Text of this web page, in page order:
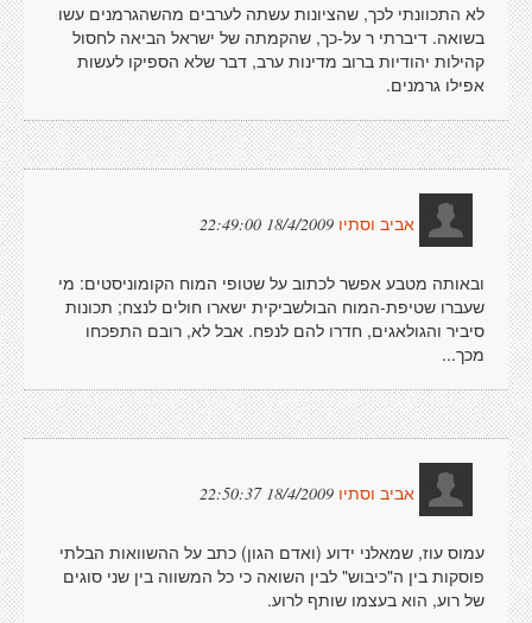
לא התכוונתי לכך, שהציונות עשתה לערבים מהשהגרמנים עשו
בשואה. דיברתי ר על-כך, שהקמתה של ישראל הביאה לחסול
קהילות יהודיות ברוב מדינות ערב, דבר שלא הספיקו לעשות
אפילו גרמנים.
אביב וסתיו 18/4/2009 22:49:00
ובאותה מטבע אפשר לכתוב על שטופי המוח הקומוניסטים: מי
שעברו שטיפת-המוח הבולשביקית ישארו חולים לנצח; תכונות
סיביר והגולאגים, חדרו להם לנפח. אבל לא, רובם התפכחו
מכך...
אביב וסתיו 18/4/2009 22:50:37
עמוס עוז, שמאלני ידוע (ואדם הגון) כתב על ההשוואות הבלתי
פוסקות בין ה"כיבוש" לבין השואה כי כל המשווה בין שני סוגים
של רוע, הוא בעצמו שותף לרוע.